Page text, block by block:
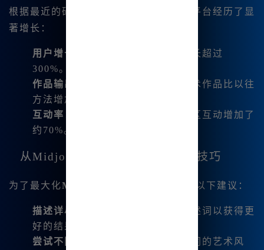
根据最近的研究，像Midjourney这样的平台经历了显
著增长：
用户增长
：活跃用户在过去一年增长超过
300%。
作品输出
：用户报告每日生成的艺术作品比以往
方法增加了50%。
互动率
：共享艺术作品和项目的社区互动增加了
约70%。
从Midjourney中获得最大收益的技巧
为了最大化Midjourney 的潜力，请考虑以下建议：
描述详尽
：在提示中使用生动的描述词以获得更
好的结果。
尝试不同风格
：不要犹豫，尝试不同的艺术风